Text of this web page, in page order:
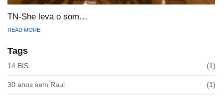
TN-She leva o som…
READ MORE
Tags
14 BIS (1)
30 anos sem Raul (1)